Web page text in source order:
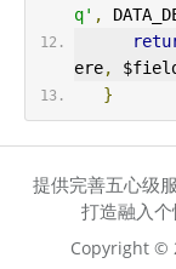
q' ,
ere,
}
提供完善五心级
打造融入个
Copyright ©